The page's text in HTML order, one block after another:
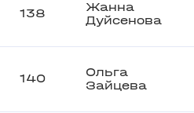
138
Жанна
Дуйсенова
140
Ольга
Зайцева